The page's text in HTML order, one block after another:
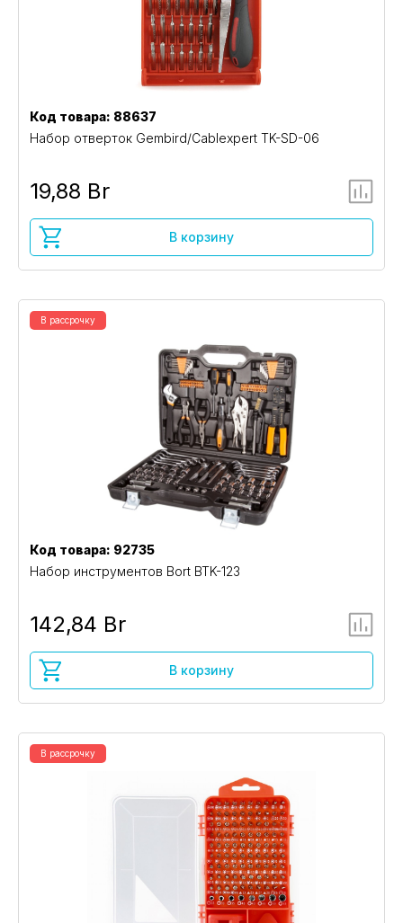
Код товара: 88637
Набор отверток Gembird/Cablexpert TK-SD-06
19,88 Br
В корзину
В рассрочку
Код товара: 92735
Набор инструментов Bort BTK-123
142,84 Br
В корзину
В рассрочку